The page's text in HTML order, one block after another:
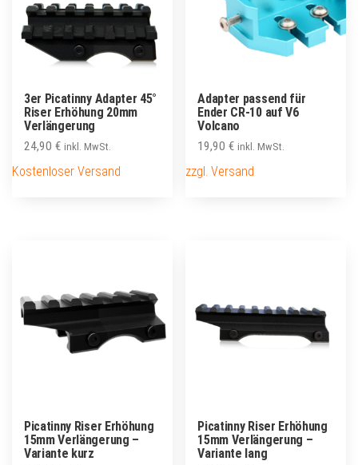
3er Picatinny Adapter 45°
Riser Erhöhung 20mm
Verlängerung
24,90 € inkl. MwSt.
Kostenloser Versand
Adapter passend für
Ender CR-10 auf V6
Volcano
19,90€ inkl. MwSt.
zzgl. Versand
Picatinny Riser Erhöhung
15mm Verlängerung –
Variante kurz
Picatinny Riser Erhöhung
15mm Verlängerung –
Variante lang